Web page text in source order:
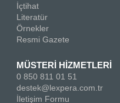
İçtihat
Literatür
Örnekler
Resmi Gazete
MÜSTERİ HİZMETLERİ
0 850 811 01 51
destek@lexpera.com.tr
İletişim Formu